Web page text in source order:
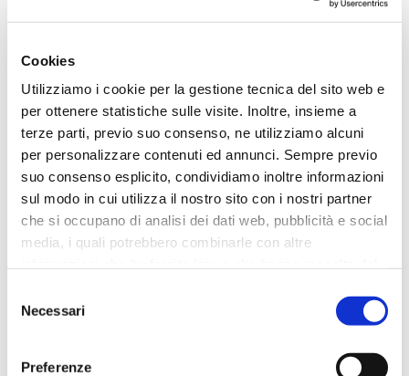
Cookies
Utilizziamo i cookie per la gestione tecnica del sito web e
per ottenere statistiche sulle visite. Inoltre, insieme a
terze parti, previo suo consenso, ne utilizziamo alcuni
per personalizzare contenuti ed annunci. Sempre previo
suo consenso esplicito, condividiamo inoltre informazioni
sul modo in cui utilizza il nostro sito con i nostri partner
che si occupano di analisi dei dati web, pubblicità e social
media, i quali potrebbero combinarle con altre
delNecessari
Preferenze
Come attivare la tua raccolta fondi
Per unirti alla Community diSave the Dogse attivare la
tua raccolta fondi ti basterà visitare il sito web
community.savethedogs.eue seguire pochi semplici
passaggi, creando la tua iniziativa personale.
condividere il tuo compleanno
e familiari, raccontare il tuo obiettivo e trasformare un
giorno speciale in un aiuto per tanti
animali in
Perché ogni compleanno può rendere il mondo un
posto migliore.